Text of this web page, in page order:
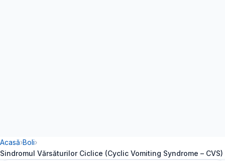
Acasă›Boli›
Sindromul Vărsăturilor Ciclice (Cyclic Vomiting Syndrome – CVS)